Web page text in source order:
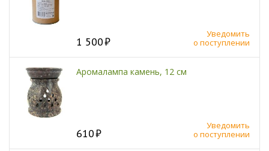
1 500
Уведомить
о поступлении
Аромалампа камень, 12 см
610
Уведомить
о поступлении